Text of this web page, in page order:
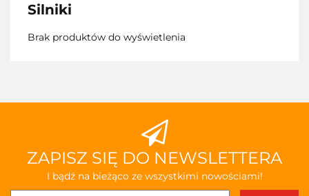
Silniki
Brak produktów do wyświetlenia
ZAPISZ SIĘ DO NEWSLETTERA
I bądź na bieżąco ze wszystkimi nowościami!